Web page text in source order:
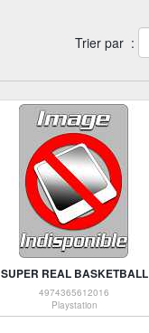
Trier par :
SUPER REAL BASKETBALL
4974365612016
Playstation